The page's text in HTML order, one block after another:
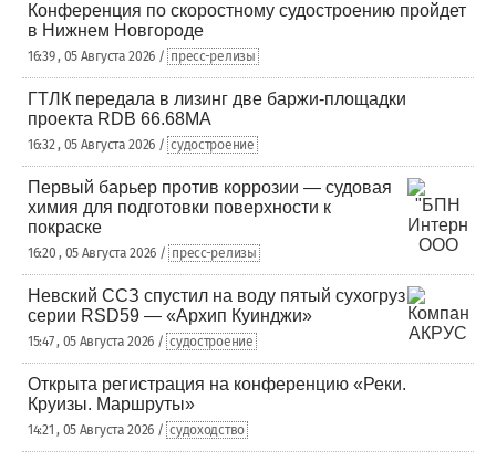
Конференция по скоростному судостроению пройдет
в Нижнем Новгороде
16:39 , 05 Августа 2026 / пресс-релизы
ГТЛК передала в лизинг две баржи-площадки
проекта RDB 66.68МА
16:32 , 05 Августа 2026 / судостроение
Первый барьер против коррозии — судовая
химия для подготовки поверхности к
покраске
16:20 , 05 Августа 2026 / пресс-релизы
Невский ССЗ спустил на воду пятый сухогруз
серии RSD59 — «Архип Куинджи»
15:47 , 05 Августа 2026 / судостроение
Открыта регистрация на конференцию «Реки.
Круизы. Маршруты»
14:21 , 05 Августа 2026 / судоходство